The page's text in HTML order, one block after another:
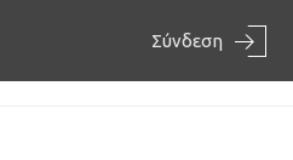
Σύνδεση